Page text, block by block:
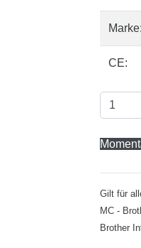
Marke:
CE:
Gilt für
MC -
Brother